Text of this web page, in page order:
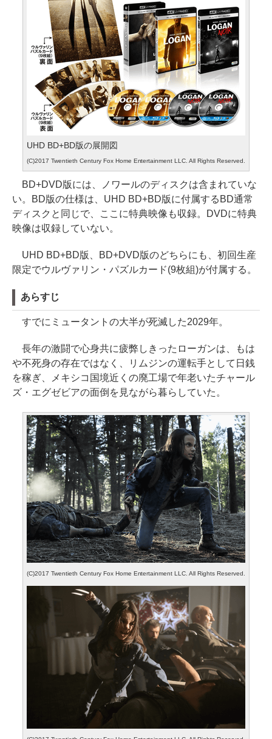
UHD BD+BD版の展開図
(C)2017 Twentieth Century Fox Home Entertainment LLC. All Rights Reserved.
BD+DVD版には、ノワールのディスクは含まれていな
い。BD版の仕様は、UHD BD+BD版に付属するBD通常
ディスクと同じで、ここに特典映像も収録。DVDに特典
映像は収録していない。
UHD BD+BD版、BD+DVD版のどちらにも、初回生産
限定でウルヴァリン・パズルカード(9枚組)が付属する。
あらすじ
すでにミュータントの大半が死滅した2029年。
長年の激闘で心身共に疲弊しきったローガンは、もは
や不死身の存在ではなく、リムジンの運転手として日銭
を稼ぎ、メキシコ国境近くの廃工場で年老いたチャール
ズ・エグゼビアの面倒を見ながら暮らしていた。
(C)2017 Twentieth Century Fox Home Entertainment LLC. All Rights Reserved.